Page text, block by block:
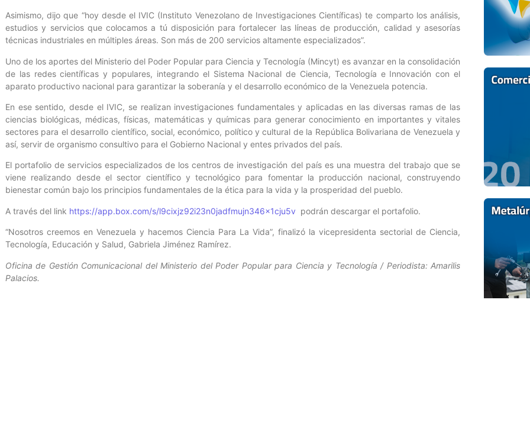
Asimismo, dijo que “hoy desde el IVIC (Instituto Venezolano de Investigaciones Científicas) te comparto los análisis,
estudios y servicios que colocamos a tú disposición para fortalecer las líneas de producción, calidad y asesorías
técnicas industriales en múltiples áreas. Son más de 200 servicios altamente especializados”.
Uno de los aportes del Ministerio del Poder Popular para Ciencia y Tecnología (Mincyt) es avanzar en la consolidación
de las redes científicas y populares, integrando el Sistema Nacional de Ciencia, Tecnología e Innovación con el
aparato productivo nacional para garantizar la soberanía y el desarrollo económico de la Venezuela potencia.
En ese sentido, desde el IVIC, se realizan investigaciones fundamentales y aplicadas en las diversas ramas de las
ciencias biológicas, médicas, físicas, matemáticas y químicas para generar conocimiento en importantes y vitales
sectores para el desarrollo científico, social, económico, político y cultural de la República Bolivariana de Venezuela y
así, servir de organismo consultivo para el Gobierno Nacional y entes privados del país.
El portafolio de servicios especializados de los centros de investigación del país es una muestra del trabajo que se
viene realizando desde el sector científico y tecnológico para fomentar la producción nacional, construyendo
bienestar común bajo los principios fundamentales de la ética para la vida y la prosperidad del pueblo.
A través del link https://app.box.com/s/l9cixjz92i23n0jadfmujn346x1cju5v podrán descargar el portafolio.
“Nosotros creemos en Venezuela y hacemos Ciencia Para La Vida”, finalizó la vicepresidenta sectorial de Ciencia,
Tecnología, Educación y Salud, Gabriela Jiménez Ramírez.
Oficina de Gestión Comunicacional del Ministerio del Poder Popular para Ciencia y Tecnología / Periodista: Amarilis
Palacios.